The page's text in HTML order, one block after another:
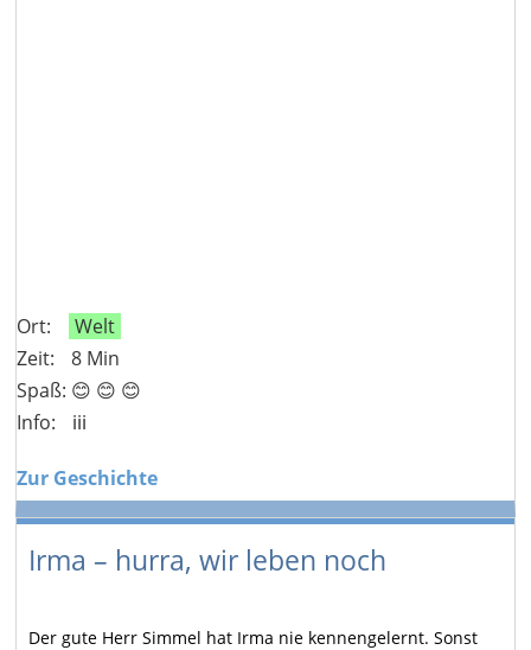
Ort:
Welt
Zeit:
8 Min
Spaß: 😊 😊 😊
Info:
ℹ️ℹ️ℹ️
Zur Geschichte
Irma – hurra, wir leben noch
Der gute Herr Simmel hat Irma nie kennengelernt. Sonst